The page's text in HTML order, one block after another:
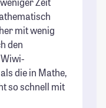
mit wenig
den
die in Mathe,
so schnell mit